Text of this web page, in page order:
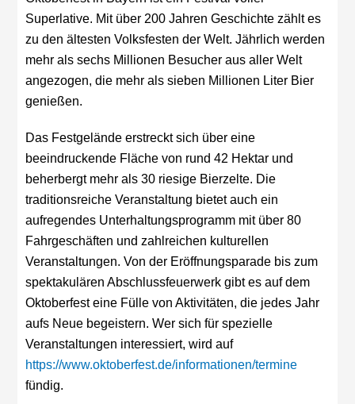
Superlative. Mit über 200 Jahren Geschichte zählt es
zu den ältesten Volksfesten der Welt. Jährlich werden
mehr als sechs Millionen Besucher aus aller Welt
angezogen, die mehr als sieben Millionen Liter Bier
genießen.
Das Festgelände erstreckt sich über eine
beeindruckende Fläche von rund 42 Hektar und
beherbergt mehr als 30 riesige Bierzelte. Die
traditionsreiche Veranstaltung bietet auch ein
aufregendes Unterhaltungsprogramm mit über 80
Fahrgeschäften und zahlreichen kulturellen
Veranstaltungen. Von der Eröffnungsparade bis zum
spektakulären Abschlussfeuerwerk gibt es auf dem
Oktoberfest eine Fülle von Aktivitäten, die jedes Jahr
aufs Neue begeistern. Wer sich für spezielle
Veranstaltungen interessiert, wird auf
https://www.oktoberfest.de/informationen/termine
fündig.